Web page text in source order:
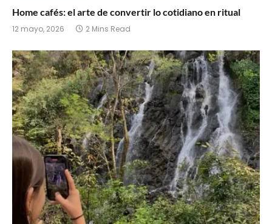
Home cafés: el arte de convertir lo cotidiano en ritual
12 mayo, 2026 2 Mins Read